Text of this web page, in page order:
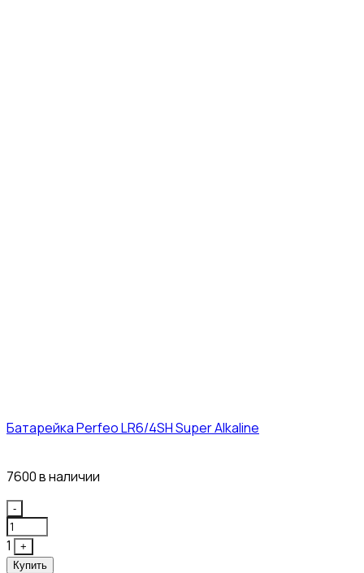
Батарейка Perfeo LR6/4SH Super Alkaline
7600 в наличии
Quantity
-
1
+
Купить